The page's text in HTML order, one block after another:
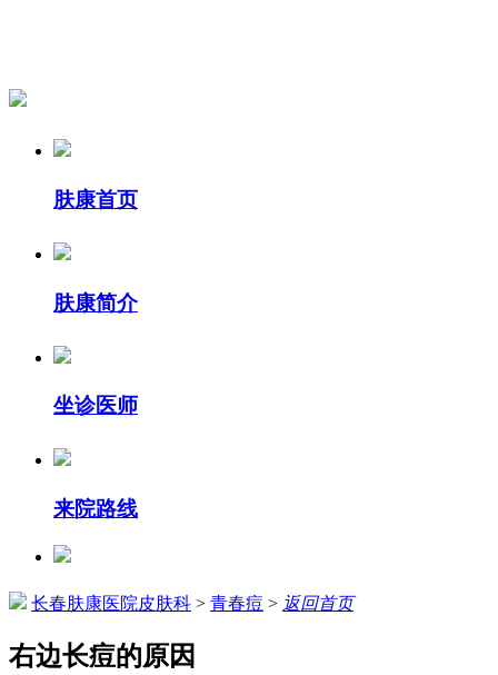
肤康首页
肤康简介
坐诊医师
来院路线
长春肤康医院皮肤科 > 青春痘 > 返回首页
右边长痘的原因